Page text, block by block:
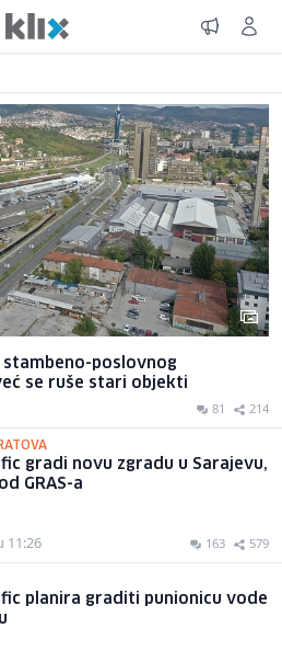
stambeno-poslovnog
se ruše stari objekti
81 214
gradi novu zgradu u Sarajevu,
GRAS-a
11:26 163 579
planira graditi punionicu vode